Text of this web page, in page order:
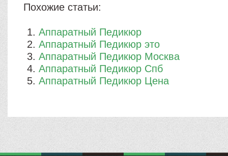
Похожие статьи:
Аппаратный Педикюр
Аппаратный Педикюр это
Аппаратный Педикюр Москва
Аппаратный Педикюр Спб
Аппаратный Педикюр Цена